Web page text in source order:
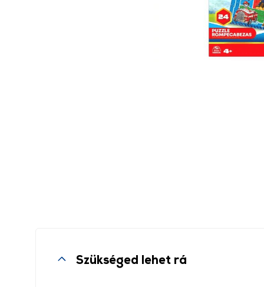
Szükséged lehet rá